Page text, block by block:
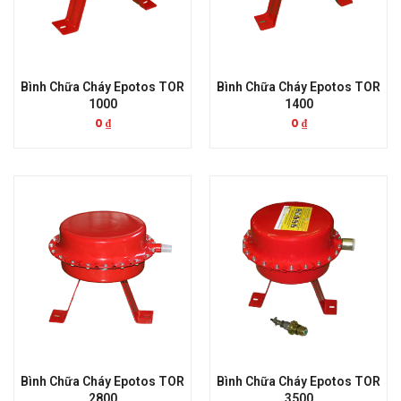
Bình Chữa Cháy Epotos TOR
1000
0 ₫
Bình Chữa Cháy Epotos TOR
1400
0 ₫
Bình Chữa Cháy Epotos TOR
Bình Chữa Cháy Epotos TOR